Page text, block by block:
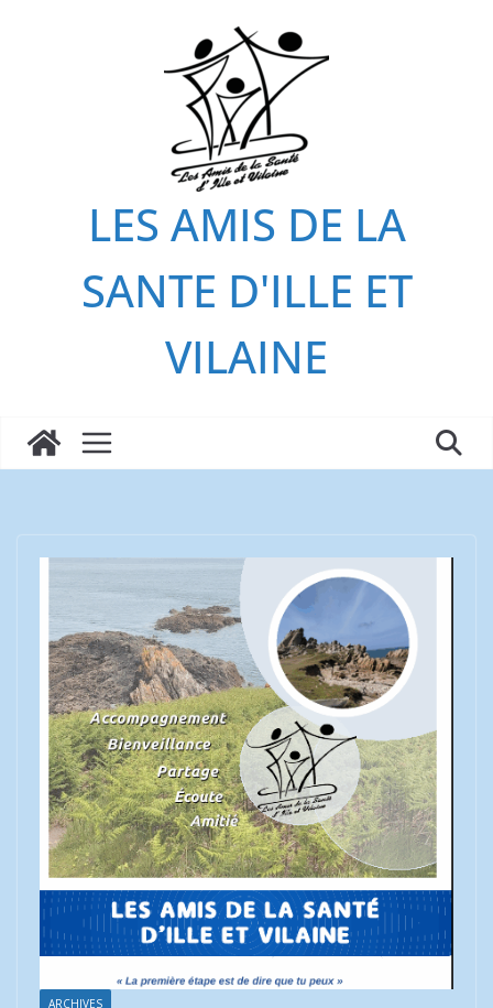
LES AMIS DE LA
SANTE D'ILLE ET
VILAINE
ARCHIVES